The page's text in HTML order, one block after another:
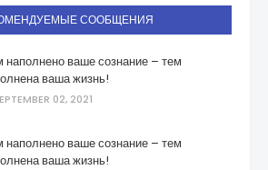
СООБЩЕНИЯ
наполнено ваше сознание – тем
ваша жизнь!
02, 2021
наполнено ваше сознание – тем
ваша жизнь!